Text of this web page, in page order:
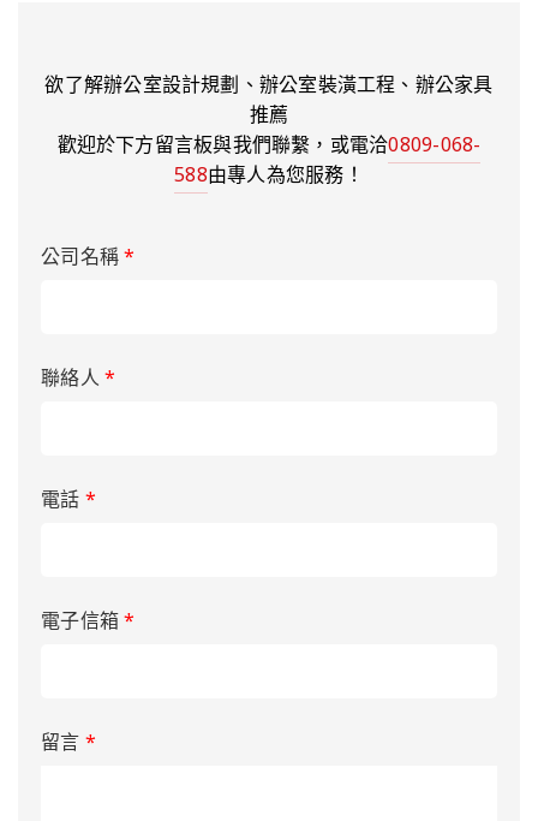
欲了解辦公室設計規劃、辦公室裝潢工程、辦公家具
推薦
歡迎於下方留言板與我們聯繫，或電洽0809-068-
588由專人為您服務！
公司名稱*
聯絡人*
電話 *
電子信箱*
留言 *